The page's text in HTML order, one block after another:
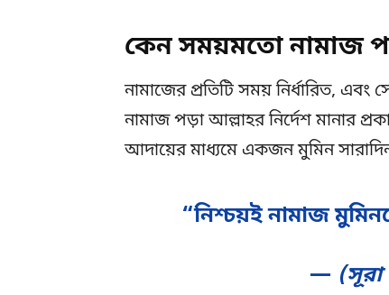
কেন সময়মতো নামাজ
নামাজের প্রতিটি সময় নির্ধারিত,
নামাজ পড়া আল্লাহর নির্দেশ মানার
আদায়ের মাধ্যমে একজন মুমিন
“নিশ্চয়ই নামাজ
—